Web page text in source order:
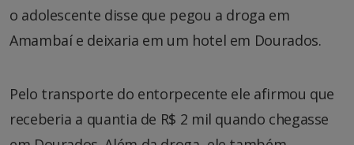
o adolescente disse que pegou a droga em
Amambaí e deixaria em um hotel em Dourados.
Pelo transporte do entorpecente ele afirmou que
receberia a quantia de R$ 2 mil quando chegasse